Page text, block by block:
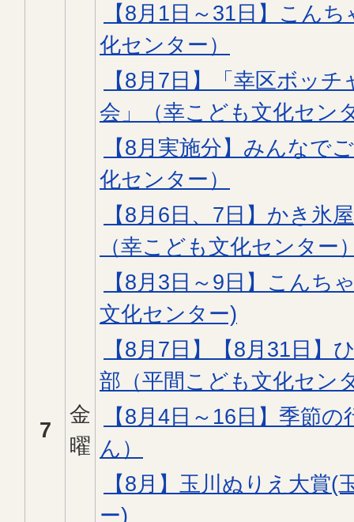
7
金
曜
【8月1日～31日】こん
化センター）
【8月7日】「幸区ボッ
会」（幸こども文化セン
【8月実施分】みんなで
化センター）
【8月6日、7日】かき氷
（幸こども文化センター
【8月3日～9日】こんち
文化センター)
【8月7日】【8月31日】
部（平間こども文化セン
【8月4日～16日】季節
ん）
【8月】玉川ぬりえ大賞
ー)